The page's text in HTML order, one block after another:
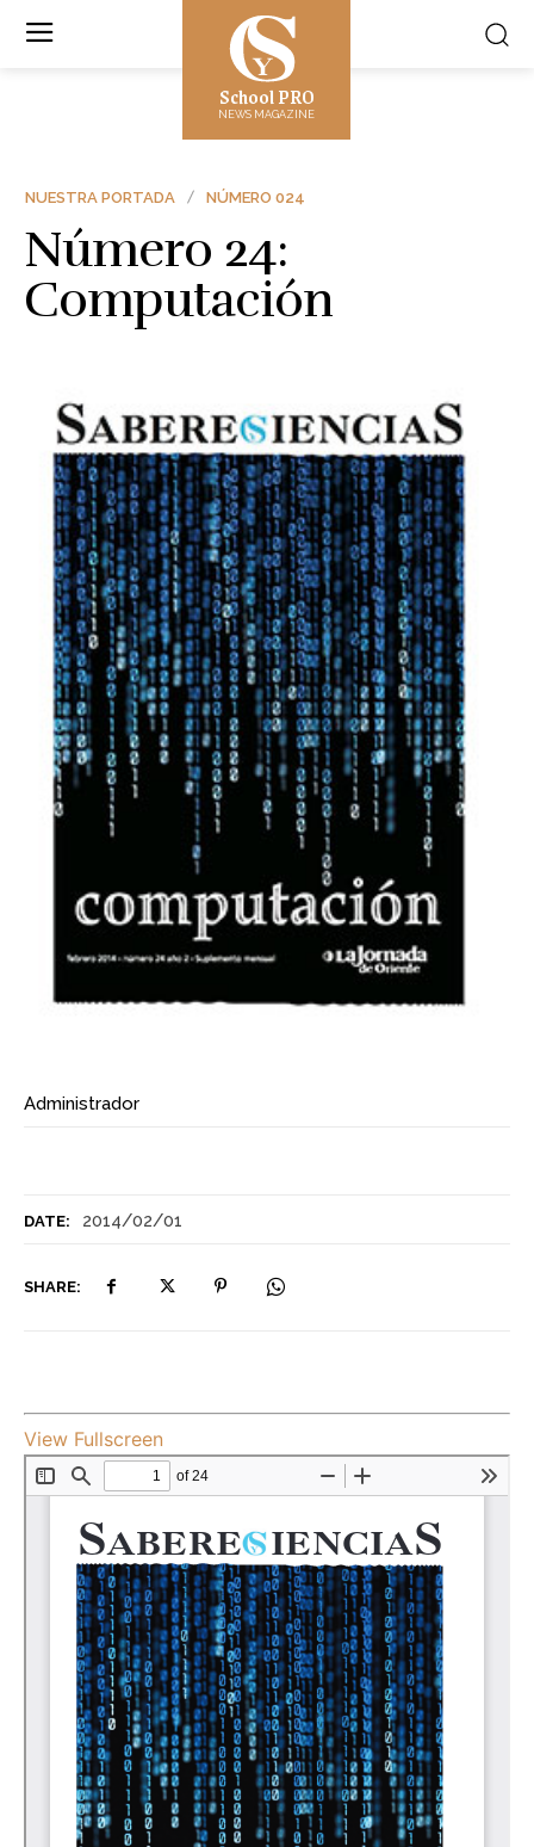
School PRO
NEWS MAGAZINE
DATE: 2014/02/01
SHARE:
NUESTRA PORTADA NÚMERO 024
Número 24:
Computación
Administrador
View Fullscreen